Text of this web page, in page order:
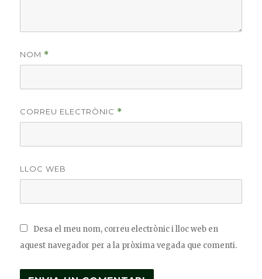
NOM *
CORREU ELECTRÒNIC *
LLOC WEB
Desa el meu nom, correu electrònic i lloc web en
aquest navegador per a la pròxima vegada que comenti.